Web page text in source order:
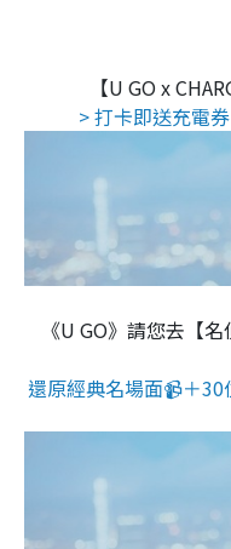
【U GO x
> 打卡即送充電
《U GO》請您去【
還原經典名場面📹＋